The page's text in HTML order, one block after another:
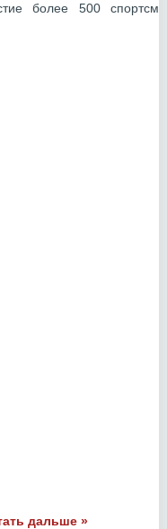
более 500
дальше »